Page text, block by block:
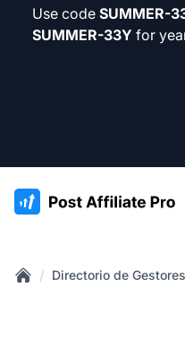
Use code SUMMER-
SUMMER-33Y for
:site.title
/ Directorio de